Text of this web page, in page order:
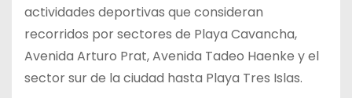
actividades deportivas que consideran
recorridos por sectores de Playa Cavancha,
Avenida Arturo Prat, Avenida Tadeo Haenke y el
sector sur de la ciudad hasta Playa Tres Islas.